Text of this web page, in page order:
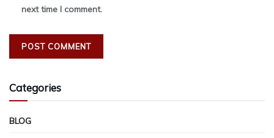
next time I comment.
Categories
BLOG